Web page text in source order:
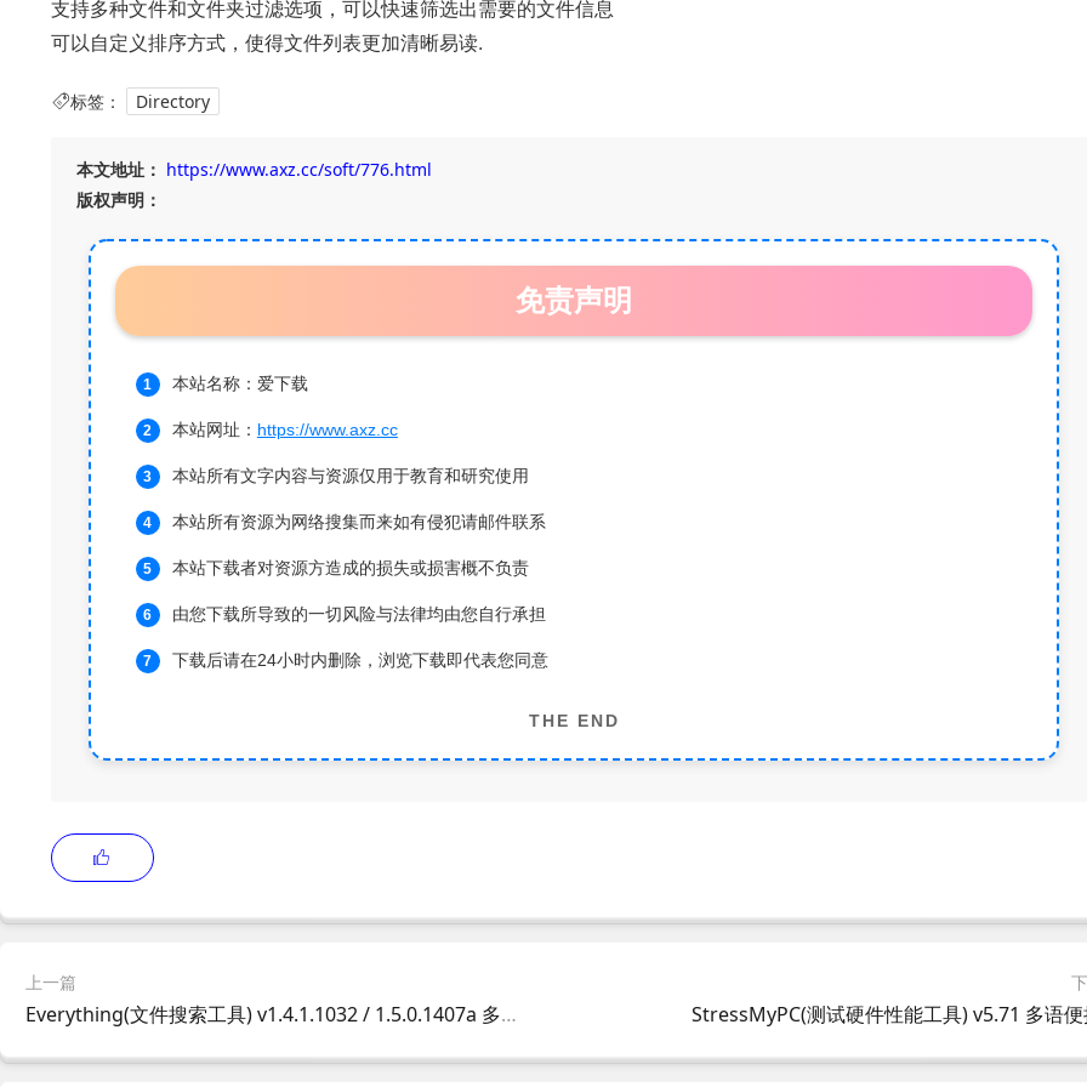
支持多种文件和文件夹过滤选项，可以快速筛选出需要的文件信息
可以自定义排序方式，使得文件列表更加清晰易读.
标签： Directory
本文地址： https://www.axz.cc/soft/776.html
版权声明：
免责声明
本站名称：爱下载
本站网址： https://www.axz.cc
本站所有文字内容与资源仅用于教育和研究使用
本站所有资源为网络搜集而来如有侵犯请邮件联系
本站下载者对资源方造成的损失或损害概不负责
由您下载所导致的一切风险与法律均由您自行承担
下载后请在24小时内删除，浏览下载即代表您同意
THE END
上一篇
Everything(文件搜索工具) v1.4.1.1032 / 1.5.0.1407a 多语便携版 StressMyPC(测试硬件性能工具) v5.71 多语便